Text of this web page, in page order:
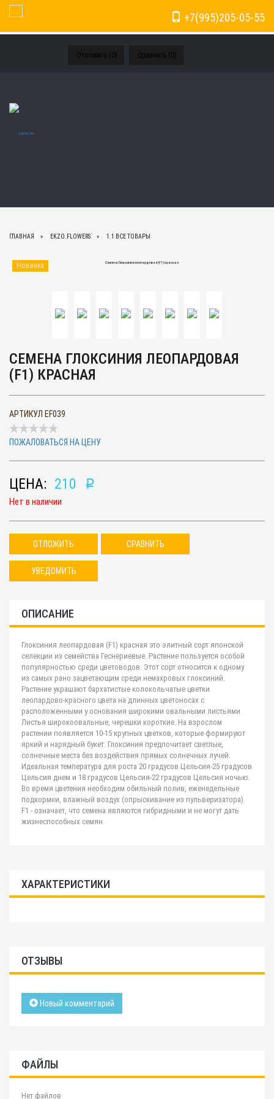
Отложить ( 0) Сравнить ( 0)
+7(995)205-05-55
Toggle Navigation
ГЛАВНАЯ EKZO.FLOWERS 1.1 ВСЕ ТОВАРЫ
Новинка
СЕМЕНА ГЛОКСИНИЯ ЛЕОПАРДОВАЯ
(F1) КРАСНАЯ
АРТИКУЛ EF039
ПОЖАЛОВАТЬСЯ НА ЦЕНУ
ЦЕНА: 210 p
Нет в наличии
ОТЛОЖИТЬ СРАВНИТЬ
УВЕДОМИТЬ
ОПИСАНИЕ
Глоксиния леопардовая (F1) красная это элитный сорт японской
селекции из семейства Геснериевые. Растение пользуется особой
популярностью среди цветоводов. Этот сорт относится к одному
из самых рано зацветающим среди немахровых глоксиний.
Растение украшают бархатистые колокольчатые цветки
леопардово-красного цвета на длинных цветоносах с
расположенными у основания широкими овальными листьями.
Листья широкоовальные, черешки короткие. На взрослом
растении появляется 10-15 крупных цветков, которые формируют
яркий и нарядный букет. Глоксиния предпочитает светлые,
солнечные места без воздействия прямых солнечных лучей.
Идеальная температура для роста 20 градусов Цельсия-25 градусов
Цельсия днем и 18 градусов Цельсия-22 градусов Цельсия ночью.
Во время цветения необходим обильный полив, еженедельные
подкормки, влажный воздух (опрыскивание из пульверизатора).
F1 - означает, что семена являются гибридными и не могут дать
жизнеспособных семян.
ХАРАКТЕРИСТИКИ
ОТЗЫВЫ
Новый комментарий
ФАЙЛЫ
Нет файлов